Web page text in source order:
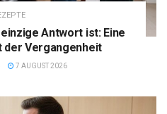
Antwort ist: Eine
Vergangenheit
7 AUGUST 2026